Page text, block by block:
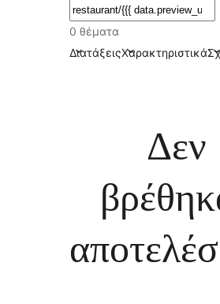
Αναζήτηση
0 θέματα
ΔιατάξειςΧαρακτηριστικά
Δεν